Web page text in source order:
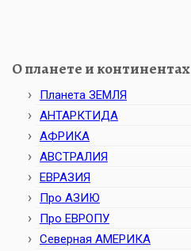
О планете и континентах
Планета ЗЕМЛЯ
АНТАРКТИДА
АФРИКА
АВСТРАЛИЯ
ЕВРАЗИЯ
Про АЗИЮ
Про ЕВРОПУ
Северная АМЕРИКА